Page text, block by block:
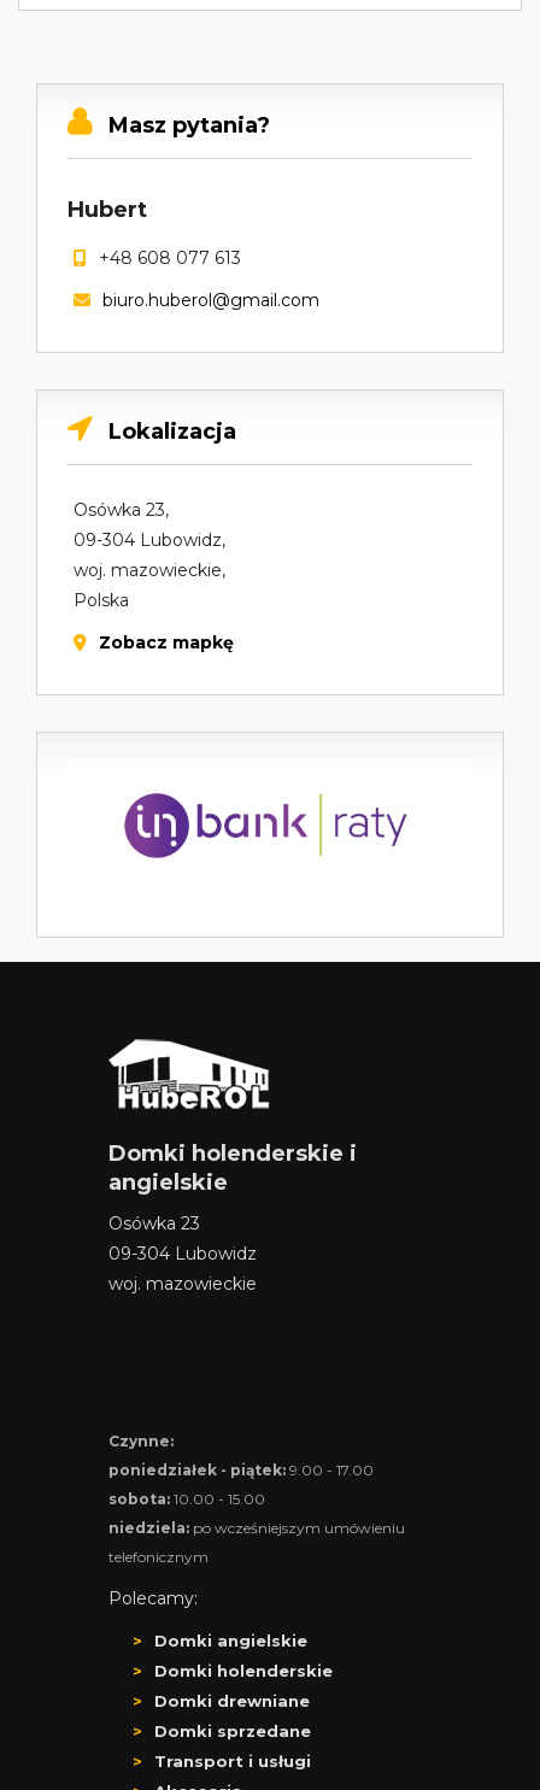
Masz pytania?
Hubert
+48 608 077 613
biuro.huberol@gmail.com
Lokalizacja
Osówka 23,
09-304 Lubowidz,
woj. mazowieckie,
Polska
Zobacz mapkę
Domki holenderskie i
angielskie
Osówka 23
09-304 Lubowidz
woj. mazowieckie
Czynne:
poniedziałek - piątek: 9.00 - 17.00
sobota: 10.00 - 15.00
niedziela: po wcześniejszym umówieniu
telefonicznym
Polecamy:
Domki angielskie
Domki holenderskie
Domki drewniane
Domki sprzedane
Transport i usługi